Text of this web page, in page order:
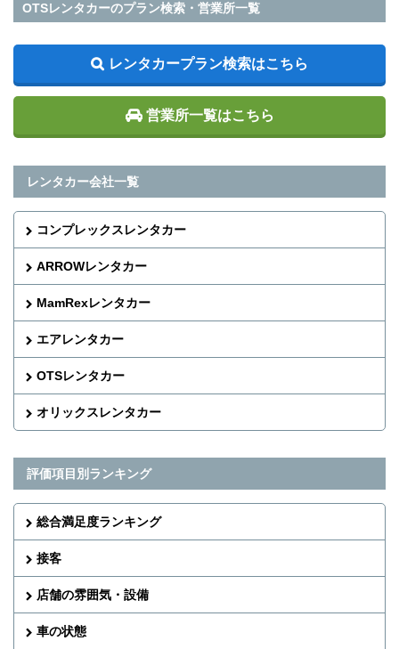
OTSレンタカーのプラン検索・営業所一覧
レンタカープラン検索はこちら
営業所一覧はこちら
レンタカー会社一覧
コンプレックスレンタカー
ARROWレンタカー
MamRexレンタカー
エアレンタカー
OTSレンタカー
オリックスレンタカー
評価項目別ランキング
総合満足度ランキング
接客
店舗の雰囲気・設備
車の状態